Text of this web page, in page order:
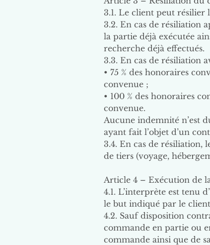
3.1. Le client peut
3.2. En cas de résiliation
la partie déjà exécutée
recherche déjà effectués.
3.3. En cas de résiliation
• 75 % des honoraires
convenue ;
• 100 % des honoraires
convenue.
Aucune indemnité n’est
ayant fait l’objet d’un
3.4. En cas de résiliation,
de tiers (voyage,
Article 4 – Exécution de
4.1. L’interprète est tenu
le but indiqué par le
4.2. Sauf disposition
commande en partie ou
commande ainsi que de